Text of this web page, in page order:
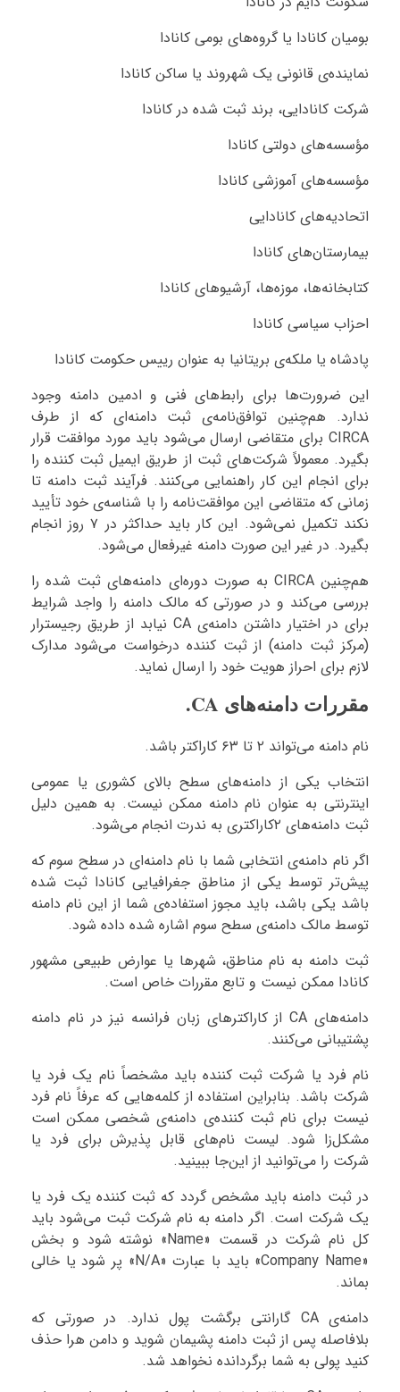
بومیان کانادا یا گروه‌های بومی کانادا
نماینده‌ی قانونی یک شهروند یا ساکن کانادا
شرکت کانادایی، برند ثبت شده در کانادا
مؤسسه‌های دولتی کانادا
مؤسسه‌های آموزشی کانادا
اتحادیه‌های کانادایی
بیمارستان‌های کانادا
کتابخانه‌ها، موزه‌ها، آرشیوهای کانادا
احزاب سیاسی کانادا
پادشاه یا ملکه‌ی بریتانیا به عنوان رییس حکومت کانادا
این ضرورت‌ها برای رابط‌های فنی و ادمین دامنه وجود
ندارد. هم‌چنین توافق‌نامه‌ی ثبت دامنه‌ای که از طرف
CIRCA برای متقاضی ارسال می‌شود باید مورد موافقت قرار
بگیرد. معمولاً شرکت‌های ثبت از طریق ایمیل ثبت کننده را
برای انجام این کار راهنمایی می‌کنند. فرآیند ثبت دامنه تا
زمانی که متقاضی این موافقت‌نامه را با شناسه‌ی خود تأیید
نکند تکمیل نمی‌شود. این کار باید حداکثر در ۷ روز انجام
بگیرد. در غیر این صورت دامنه غیرفعال می‌شود.
هم‌چنین CIRCA به صورت دوره‌ای دامنه‌های ثبت شده را
بررسی می‌کند و در صورتی که مالک دامنه را واجد شرایط
برای در اختیار داشتن دامنه‌ی CA نیابد از طریق رجیسترار
(مرکز ثبت دامنه) از ثبت کننده درخواست می‌شود مدارک
لازم برای احراز هویت خود را ارسال نماید.
مقررات دامنه‌های CA.
نام دامنه می‌تواند ۲ تا ۶۳ کاراکتر باشد.
انتخاب یکی از دامنه‌های سطح بالای کشوری یا عمومی
اینترنتی به عنوان نام دامنه ممکن نیست. به همین دلیل
ثبت دامنه‌های ۲کاراکتری به ندرت انجام می‌شود.
اگر نام دامنه‌ی انتخابی شما با نام دامنه‌ای در سطح سوم که
پیش‌تر توسط یکی از مناطق جغرافیایی کانادا ثبت شده
باشد یکی باشد، باید مجوز استفاده‌ی شما از این نام دامنه
توسط مالک دامنه‌‌ی سطح سوم اشاره شده داده شود.
ثبت دامنه به نام مناطق، شهرها یا عوارض طبیعی مشهور
کانادا ممکن نیست و تابع مقررات خاص است.
دامنه‌های CA از کاراکترهای زبان فرانسه نیز در نام دامنه
پشتیبانی می‌کنند.
نام فرد یا شرکت ثبت کننده باید مشخصاً نام یک فرد یا
شرکت باشد. بنابراین استفاده از کلمه‌هایی که عرفاً نام فرد
نیست برای نام ثبت کننده‌ی دامنه‌ی شخصی ممکن است
مشکل‌زا شود. لیست نام‌های قابل پذیرش برای فرد یا
شرکت را می‌توانید از این‌جا ببینید.
در ثبت دامنه باید مشخص گردد که ثبت کننده یک فرد یا
یک شرکت است. اگر دامنه به نام شرکت ثبت می‌شود باید
کل نام شرکت در قسمت «Name» نوشته شود و بخش
«Company Name» باید با عبارت «N/A» پر شود یا خالی
بماند.
دامنه‌ی CA گارانتی برگشت پول ندارد. در صورتی که
بلافاصله پس از ثبت دامنه پشیمان شوید و دامن هرا حذف
کنید پولی به شما برگردانده نخواهد شد.